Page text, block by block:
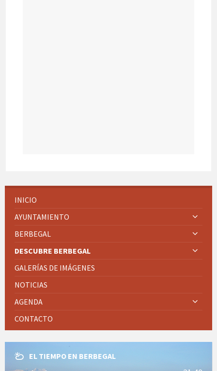
INICIO
AYUNTAMIENTO
BERBEGAL
DESCUBRE BERBEGAL
GALERÍAS DE IMÁGENES
NOTICIAS
AGENDA
CONTACTO
EL TIEMPO EN BERBEGAL